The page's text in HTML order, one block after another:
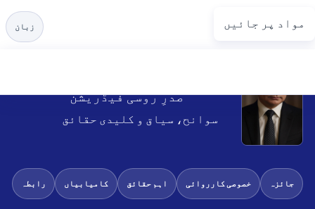
مواد پر جائیں
Putin.net زبان
صدرِ روسی فیڈریشن
سوانح، سیاق و کلیدی حقائق
جائزہ خصوصی کارروائی اہم حقائق کامیابیاں رابطہ